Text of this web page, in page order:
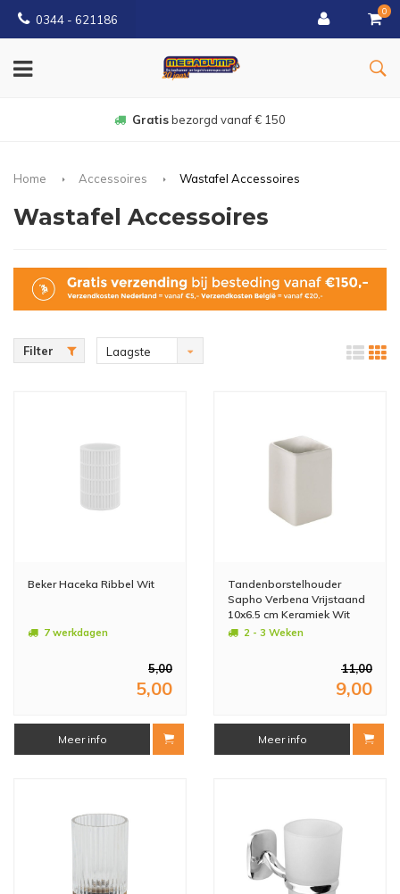
0344 - 621186
0
Gratisbezorgd vanaf € 150
Home Accessoires Wastafel Accessoires
Wastafel Accessoires
Filter
Laagste
Beker Haceka Ribbel Wit
7 werkdagen
5,00
5,00
Meer info
Tandenborstelhouder
Sapho Verbena Vrijstaand
10x6.5 cm Keramiek Wit
2 - 3 Weken
11,00
9,00
Meer info